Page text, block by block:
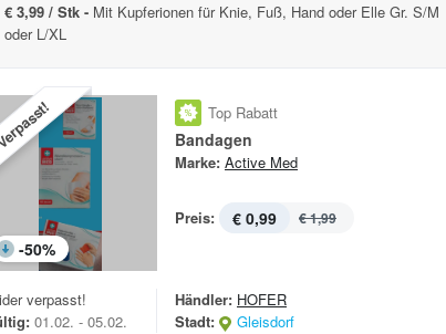
€ 3,99 / Stk - Mit Kupferionen für Knie, Fuß, Hand oder Elle Gr. S/M
oder L/XL
-50%
Top Rabatt
Bandagen
Marke: Active Med
Preis: € 0,99 € 1,99
verpasst!
01.02. - 05.02.
Händler: HOFER
Stadt:
Gleisdorf